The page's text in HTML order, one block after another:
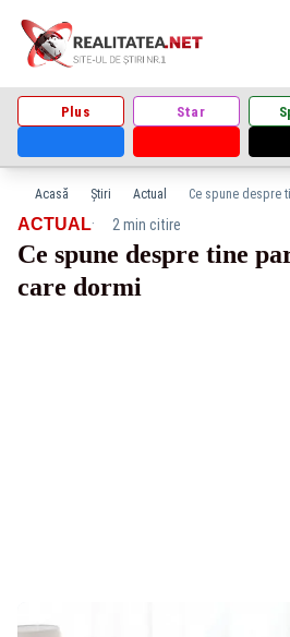
Plus Star
Acasă Știri Actual Ce spune despre
ACTUAL· 2 min citire
Ce spune despre tine
care dormi